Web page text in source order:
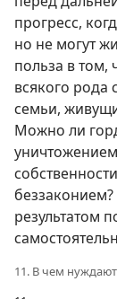
прогресс,
но не могут
польза в том,
всякого рода
семьи,
Можно ли
беззаконием?
результатом
11. В чем